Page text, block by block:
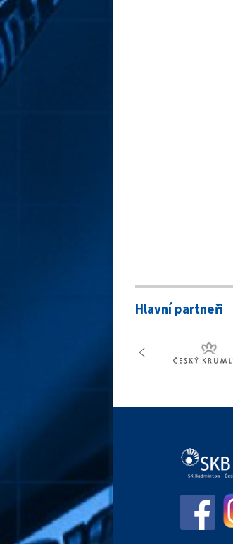
Hlavní partneři